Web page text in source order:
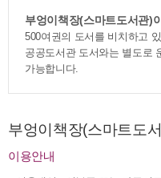
부엉이책장(스마트도서관)
500여권의 도서를 비치하고
공공도서관 도서와는 별도로
가능합니다.
부엉이책장(스마트도
이용안내